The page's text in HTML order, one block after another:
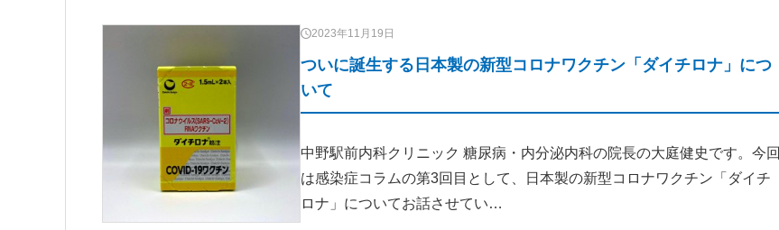
2023年11月19日
ついに誕生する日本製の新型コロナワクチン「ダイチロナ」につ
いて
中野駅前内科クリニック 糖尿病・内分泌内科の院長の大庭健史です。今回
は感染症コラムの第3回目として、日本製の新型コロナワクチン「ダイチ
ロナ」についてお話させてい…